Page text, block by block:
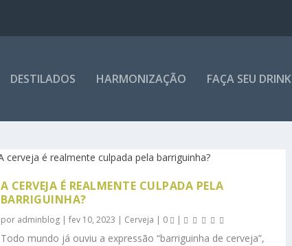
DESTILADOS HARMONIZAÇÃO FAÇA SEU DRINK
A CERVEJA É REALMENTE CULPADA PELA
BARRIGUINHA?
por adminblog| fev 10, 2023 | Cerveja | 0 |
Todo mundo já ouviu a expressão “barriguinha de cerveja”,